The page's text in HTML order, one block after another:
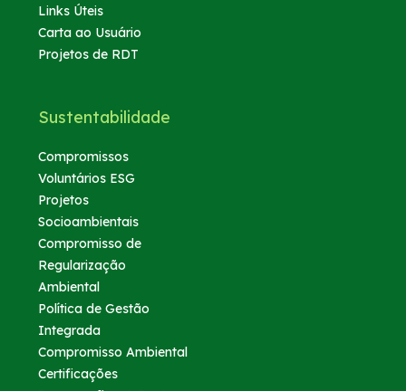
Links Úteis
Carta ao Usuário
Projetos de RDT
Sustentabilidade
Compromissos
Voluntários ESG
Projetos
Socioambientais
Compromisso de
Regularização
Ambiental
Política de Gestão
Integrada
Compromisso Ambiental
Certificações